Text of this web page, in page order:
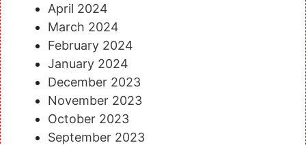
April 2024
March 2024
February 2024
January 2024
December 2023
November 2023
October 2023
September 2023